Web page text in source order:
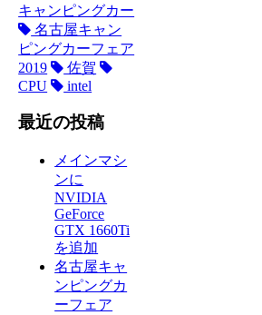
キャンピングカー
名古屋キャン
ピングカーフェア
2019
佐賀
CPU
intel
最近の投稿
メインマシ
ンに
NVIDIA
GeForce
GTX 1660Ti
を追加
名古屋キャ
ンピングカ
ーフェア